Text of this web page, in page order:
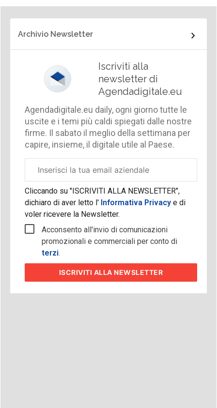
Archivio Newsletter
Iscriviti alla
newsletter di
Agendadigitale.eu
Agendadigitale.eu daily, ogni giorno tutte le
uscite e i temi più caldi spiegati dalle nostre
firme. Il sabato il meglio della settimana per
capire, insieme, il digitale utile al Paese.
aziendale
Cliccando su "ISCRIVITI ALLA NEWSLETTER",
dichiaro di aver letto l'Informativa Privacy e di
voler ricevere la Newsletter.
Acconsento all'invio di comunicazioni
promozionali e commerciali per conto di
terzi.
ISCRIVITI ALLA NEWSLETTER